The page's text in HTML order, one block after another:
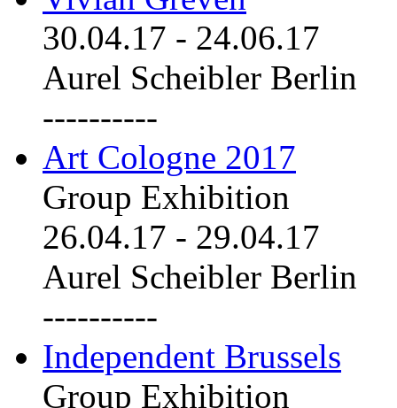
30.04.17 - 24.06.17
Aurel Scheibler Berlin
----------
Art Cologne 2017
Group Exhibition
26.04.17 - 29.04.17
Aurel Scheibler Berlin
----------
Independent Brussels
Group Exhibition